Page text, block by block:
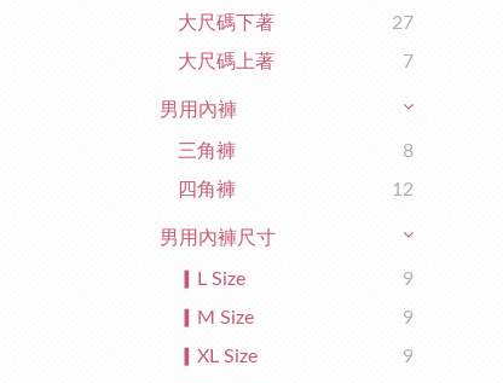
大尺碼下著
27
大尺碼上著
7
男用內褲
三角褲
8
四角褲
12
男用內褲尺寸
▎L Size
9
▎M Size
9
▎XL Size
9